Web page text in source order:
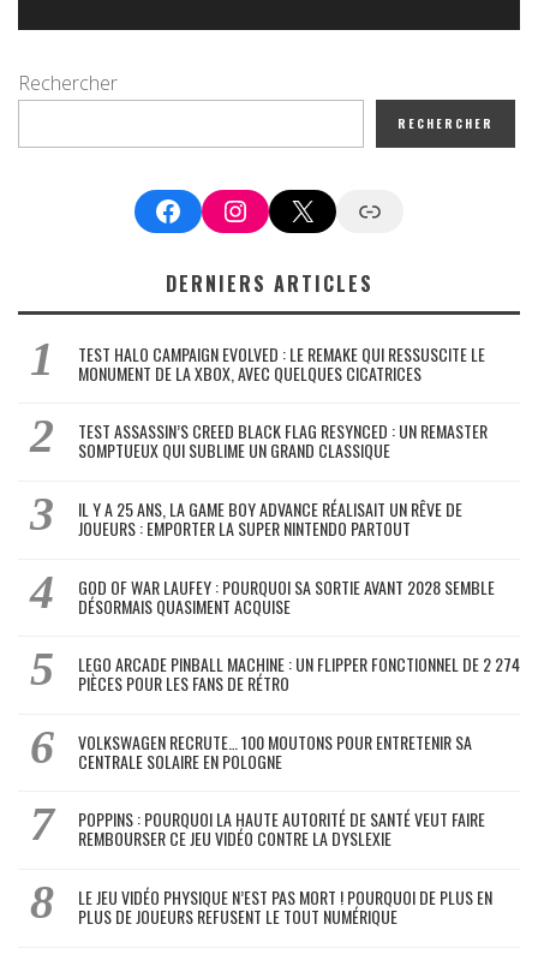
Rechercher
RECHERCHER
FacebookInstagram
X Google News
DERNIERS ARTICLES
TEST HALO CAMPAIGN EVOLVED : LE REMAKE QUI RESSUSCITE LE
MONUMENT DE LA XBOX, AVEC QUELQUES CICATRICES
TEST ASSASSIN’S CREED BLACK FLAG RESYNCED : UN REMASTER
SOMPTUEUX QUI SUBLIME UN GRAND CLASSIQUE
IL Y A 25 ANS, LA GAME BOY ADVANCE RÉALISAIT UN RÊVE DE
JOUEURS : EMPORTER LA SUPER NINTENDO PARTOUT
GOD OF WAR LAUFEY : POURQUOI SA SORTIE AVANT 2028 SEMBLE
DÉSORMAIS QUASIMENT ACQUISE
LEGO ARCADE PINBALL MACHINE : UN FLIPPER FONCTIONNEL DE 2 274
PIÈCES POUR LES FANS DE RÉTRO
VOLKSWAGEN RECRUTE… 100 MOUTONS POUR ENTRETENIR SA
CENTRALE SOLAIRE EN POLOGNE
POPPINS : POURQUOI LA HAUTE AUTORITÉ DE SANTÉ VEUT FAIRE
REMBOURSER CE JEU VIDÉO CONTRE LA DYSLEXIE
LE JEU VIDÉO PHYSIQUE N’EST PAS MORT ! POURQUOI DE PLUS EN
PLUS DE JOUEURS REFUSENT LE TOUT NUMÉRIQUE